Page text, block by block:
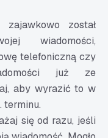
został
wiadomości,
telefoniczną czy
już ze
aby wyrazić to w
terminu.
się od razu, jeśli